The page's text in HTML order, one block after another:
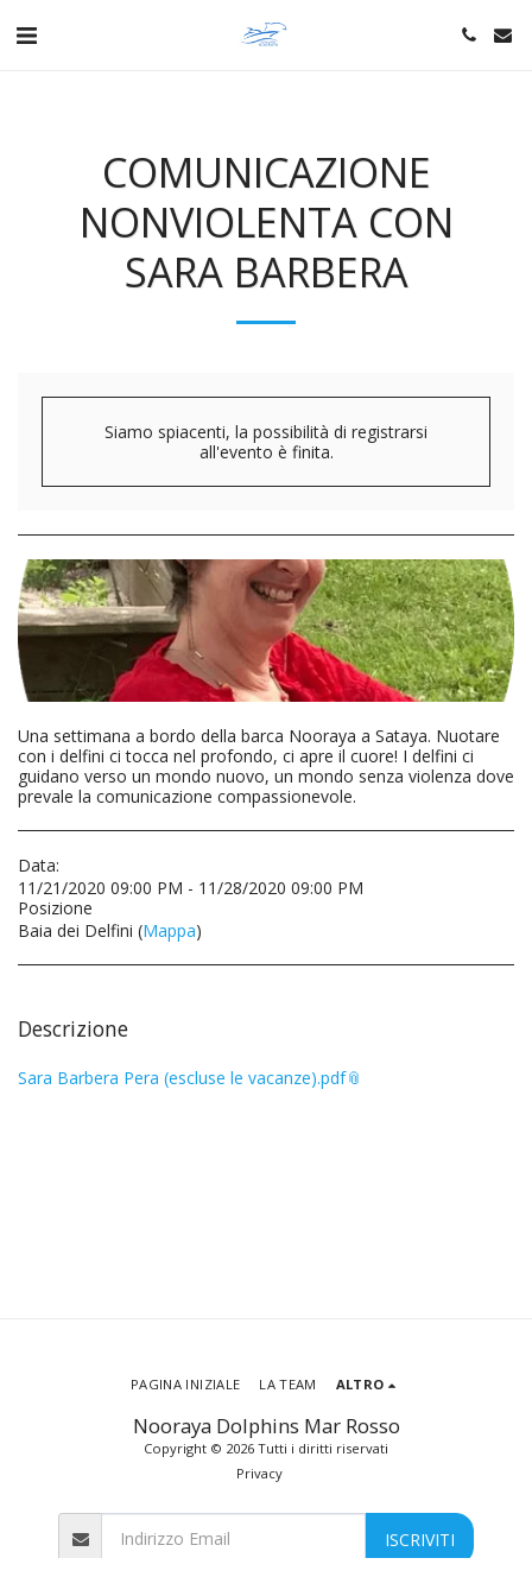
COMUNICAZIONE
NONVIOLENTA CON
SARA BARBERA
Siamo spiacenti, la possibilità di registrarsi
all'evento è finita.
Una settimana a bordo della barca Nooraya a Sataya. Nuotare
con i delfini ci tocca nel profondo, ci apre il cuore! I delfini ci
guidano verso un mondo nuovo, un mondo senza violenza dove
prevale la comunicazione compassionevole.
Data:
11/21/2020 09:00 PM - 11/28/2020 09:00 PM
Posizione
Baia dei Delfini (Mappa)
Descrizione
Sara Barbera Pera (escluse le vacanze).pdf
Nooraya Dolphins Mar Rosso
Copyright © 2026 Tutti i diritti riservati
Privacy
PAGINA INIZIALE LA TEAM ALTRO
ISCRIVITI